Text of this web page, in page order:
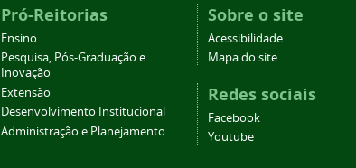
Pró-Reitorias
Ensino
Pesquisa, Pós-Graduação e
Inovação
Extensão
Desenvolvimento Institucional
Administração e Planejamento
Sobre o site
Acessibilidade
Mapa do site
Redes sociais
Facebook
Youtube